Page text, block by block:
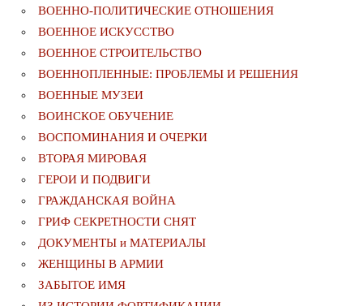
ВОЕННО-ПОЛИТИЧЕСКИE ОТНОШЕНИЯ
ВОЕННОЕ ИСКУССТВО
ВОЕННОЕ СТРОИТЕЛЬСТВО
ВОЕННОПЛЕННЫЕ: ПРОБЛЕМЫ И РЕШЕНИЯ
ВОЕННЫЕ МУЗЕИ
ВОИНСКОЕ ОБУЧЕНИЕ
ВОСПОМИНАНИЯ И ОЧЕРКИ
ВТОРАЯ МИРОВАЯ
ГЕРОИ И ПОДВИГИ
ГРАЖДАНСКАЯ ВОЙНА
ГРИФ СЕКРЕТНОСТИ СНЯТ
ДОКУМЕНТЫ и МАТЕРИАЛЫ
ЖЕНЩИНЫ В АРМИИ
ЗАБЫТОЕ ИМЯ